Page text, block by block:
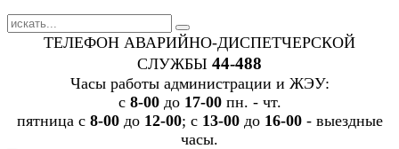
ТЕЛЕФОН АВАРИЙНО-ДИСПЕТЧЕРСКОЙ
СЛУЖБЫ 44-488
Часы работы администрации и ЖЭУ:
c 8-00до 17-00пн. - чт.
пятница с 8-00до 12-00; с 13-00до 16-00- выездные
часы.